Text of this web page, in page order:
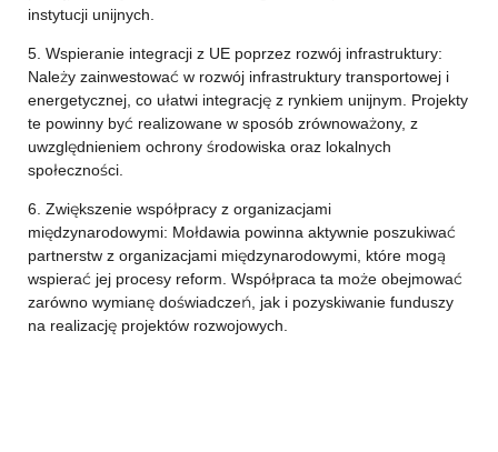
instytucji unijnych.
5. Wspieranie integracji z UE poprzez rozwój infrastruktury:
Należy zainwestować w rozwój infrastruktury transportowej i
energetycznej, co ułatwi integrację z rynkiem unijnym. Projekty
te powinny być realizowane w sposób zrównoważony, z
uwzględnieniem ochrony środowiska oraz lokalnych
społeczności.
6. Zwiększenie współpracy z organizacjami
międzynarodowymi: Mołdawia powinna aktywnie poszukiwać
partnerstw z organizacjami międzynarodowymi, które mogą
wspierać jej procesy reform. Współpraca ta może obejmować
zarówno wymianę doświadczeń, jak i pozyskiwanie funduszy
na realizację projektów rozwojowych.